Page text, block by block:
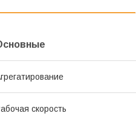
скорость